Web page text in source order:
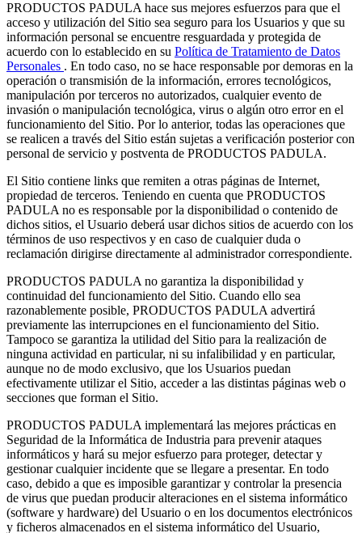
PRODUCTOS PADULA hace sus mejores esfuerzos para que el
acceso y utilización del Sitio sea seguro para los Usuarios y que su
información personal se encuentre resguardada y protegida de
acuerdo con lo establecido en su Política de Tratamiento de Datos
Personales . En todo caso, no se hace responsable por demoras en la
operación o transmisión de la información, errores tecnológicos,
manipulación por terceros no autorizados, cualquier evento de
invasión o manipulación tecnológica, virus o algún otro error en el
funcionamiento del Sitio. Por lo anterior, todas las operaciones que
se realicen a través del Sitio están sujetas a verificación posterior con
personal de servicio y postventa de PRODUCTOS PADULA.
El Sitio contiene links que remiten a otras páginas de Internet,
propiedad de terceros. Teniendo en cuenta que PRODUCTOS
PADULA no es responsable por la disponibilidad o contenido de
dichos sitios, el Usuario deberá usar dichos sitios de acuerdo con los
términos de uso respectivos y en caso de cualquier duda o
reclamación dirigirse directamente al administrador correspondiente.
PRODUCTOS PADULA no garantiza la disponibilidad y
continuidad del funcionamiento del Sitio. Cuando ello sea
razonablemente posible, PRODUCTOS PADULA advertirá
previamente las interrupciones en el funcionamiento del Sitio.
Tampoco se garantiza la utilidad del Sitio para la realización de
ninguna actividad en particular, ni su infalibilidad y en particular,
aunque no de modo exclusivo, que los Usuarios puedan
efectivamente utilizar el Sitio, acceder a las distintas páginas web o
secciones que forman el Sitio.
PRODUCTOS PADULA implementará las mejores prácticas en
Seguridad de la Informática de Industria para prevenir ataques
informáticos y hará su mejor esfuerzo para proteger, detectar y
gestionar cualquier incidente que se llegare a presentar. En todo
caso, debido a que es imposible garantizar y controlar la presencia
de virus que puedan producir alteraciones en el sistema informático
(software y hardware) del Usuario o en los documentos electrónicos
y ficheros almacenados en el sistema informático del Usuario,